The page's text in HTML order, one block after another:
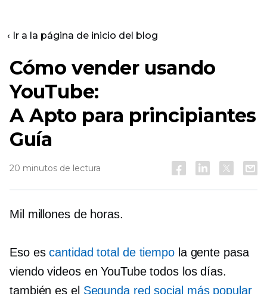
‹ Ir a la página de inicio del blog
Cómo vender usando
YouTube:
AApto para principiantes
Guía
20 minutos de lectura
Mil millones de horas.
Eso escantidad total de tiempola gente pasa
viendo videos en YouTube todos los días.
también es el Segunda red social más popular